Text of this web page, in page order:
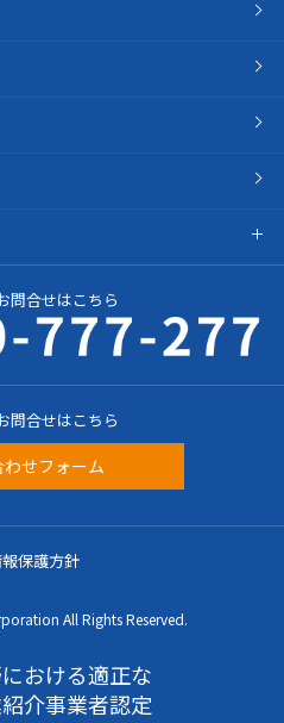
問合せはこちら
問合せはこちら
わせフォーム
保護方針
All Rights Reserved.
おける適正な
介事業者認定